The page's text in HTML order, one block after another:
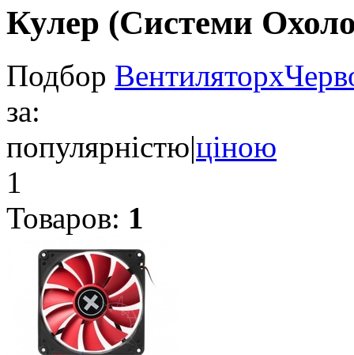
Кулер (Системи
Подбор Вентиляторx
за:
популярністю|ціною
1
Товаров: 1